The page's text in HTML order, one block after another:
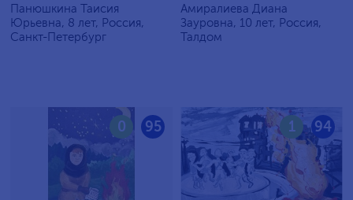
Панюшкина Таисия
Юрьевна, 8 лет, Россия,
Санкт-Петербург
Амиралиева Диана
Зауровна, 10 лет, Россия,
Талдом
95
0 94
1